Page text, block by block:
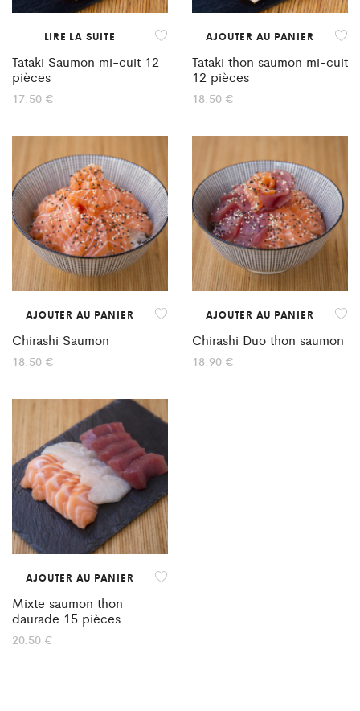
LIRE LA SUITE
Tataki Saumon mi-cuit 12
pièces
17.50 €
AJOUTER AU PANIER
Tataki thon saumon mi-cuit
12 pièces
18.50 €
AJOUTER AU PANIER
Chirashi Saumon
18.50 €
AJOUTER AU PANIER
Chirashi Duo thon saumon
18.90 €
AJOUTER AU PANIER
Mixte saumon thon
daurade 15 pièces
20.50 €